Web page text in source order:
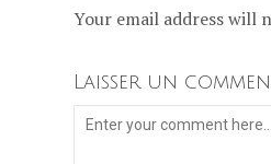
Your email address will
Laisser un